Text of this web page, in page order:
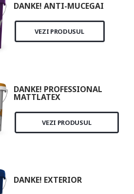
DANKE! ANTI-MUCEGAI
VEZI PRODUSUL
DANKE! PROFESSIONAL
MATTLATEX
VEZI PRODUSUL
DANKE! EXTERIOR